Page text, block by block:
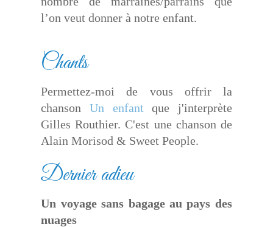
l’on veut donner à notre enfant.
Chants
Permettez-moi de vous offrir la
chanson Un enfant que j'interprète
Gilles Routhier. C'est une chanson de
Alain Morisod & Sweet People.
Dernier adieu
Un voyage sans bagage au pays des
nuages